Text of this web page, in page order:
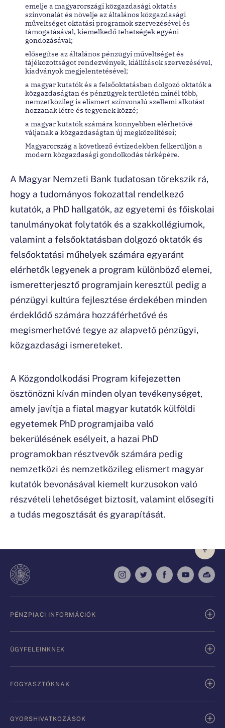
emelje a magyarországi közgazdasági oktatás
színvonalát és növelje az általános közgazdasági
műveltséget oktatási programok szervezésével és
támogatásával, kiemelkedő tehetségek egyéni
gondozásával;
elősegítse az általános pénzügyi műveltséget és
tájékozottságot rendezvények, kiállítások szervezésével,
kiadványok megjelentetésével;
a magyar kutatók és a felsőoktatásban dolgozó oktatók a
közgazdaságtan és pénzügyek területén minél több,
nemzetközileg is elismert színvonalú szellemi alkotást
hozzanak létre és tegyenek közzé;
a magyar kutatók számára könnyebben elérhetővé
váljanak a közgazdaságtan új megközelítései;
Magyarország a következő évtizedekben felkerüljön a
modern közgazdasági gondolkodás térképére.
A Magyar Nemzeti Bank tudatosan törekszik rá,
hogy a tudományos fokozattal rendelkező
kutatók, a PhD hallgatók, az egyetemi és főiskolai
tanulmányokat folytatók és a szakkollégiumok,
valamint a felsőoktatásban dolgozó oktatók és
felsőoktatási műhelyek számára egyaránt
elérhetők legyenek a program különböző elemei,
ismeretterjesztő programjain keresztül pedig a
pénzügyi kultúra fejlesztése érdekében minden
érdeklődő számára hozzáférhetővé és
megismerhetővé tegye az alapvető pénzügyi,
közgazdasági ismereteket.
A Közgondolkodási Program kifejezetten
ösztönözni kíván minden olyan tevékenységet,
amely javítja a fiatal magyar kutatók külföldi
egyetemek PhD programjaiba való
bekerülésének esélyeit, a hazai PhD
programokban résztvevők számára pedig
nemzetközi és nemzetközileg elismert magyar
kutatók bevonásával kiemelt kurzusokon való
részvételi lehetőséget biztosít, valamint elősegíti
a tudás megosztását és gyarapítását.
PÉNZPIACI INFORMÁCIÓK
ÜGYFELEINKNEK
FOGYASZTÓKNAK
GYORSHIVATKOZÁSOK